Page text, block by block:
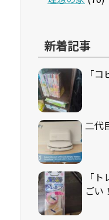
新着記事
「
二代
「
ごい！